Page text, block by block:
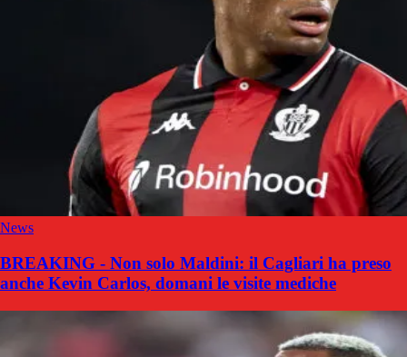
News
BREAKING - Non solo Maldini: il Cagliari ha preso
anche Kevin Carlos, domani le visite mediche